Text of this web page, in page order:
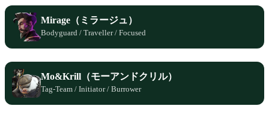
Mirage（ミラージュ）
Bodyguard / Traveller / Focused
Mo&Krill（モーアンドクリル）
Tag-Team / Initiator / Burrower